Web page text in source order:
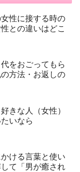
性に接する時の
との違いはどこ
をおごってもら
方法・お返しの
きな人（女性）
いなら
ける言葉と使い
て「男が癒され